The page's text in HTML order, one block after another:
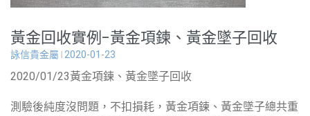
黃金回收實例-黃金項鍊、黃金墜子回收
詠信貴金屬 2020-01-23
2020/01/23黃金項鍊、黃金墜子回收
測驗後純度沒問題，不扣損耗，黃金項鍊、黃金墜子總共重